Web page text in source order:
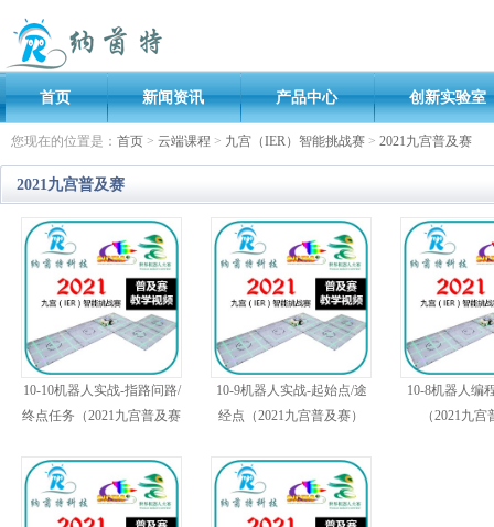
首页 新闻资讯 产品中心 创新实验室
您现在的位置是： 首页 > 云端课程 > 九宫（IER）智能挑战赛 > 2021九宫普及赛
2021九宫普及赛
10-10机器人实战-指路问路/
终点任务（2021九宫普及赛
10-9机器人实战-起始点/途
经点（2021九宫普及赛）
10-8机器人编
（2021九